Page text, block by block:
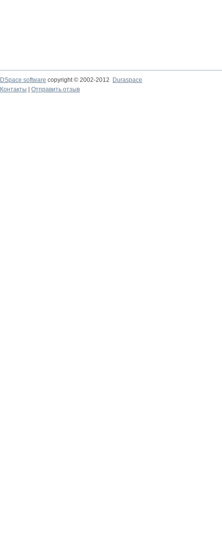
DSpace software copyright © 2002-2012
Duraspace
Контакты
Отправить отзыв